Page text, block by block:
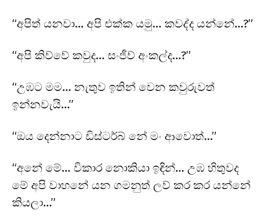
“අපිත් යනවා… අපි එක්ක යමු… කවද්ද යන්නේ…?”
“අපි කිව්වේ කවුද… සංජීව් අංකල්ද…?”
“උඹට මම… නැතුව ඉතින් වෙන කවුරුවත්
ඉන්නවැයි…”
“ඔය දෙන්නාට ඩිස්ටර්බ් නේ මං ආවොත්…”
“අනේ මේ… විකාර නොකියා ඉඳින්… උඹ හිතුවද
මේ අපි වාහනේ යන ගමනුත් ලව් කර කර යන්නේ
කියලා…”